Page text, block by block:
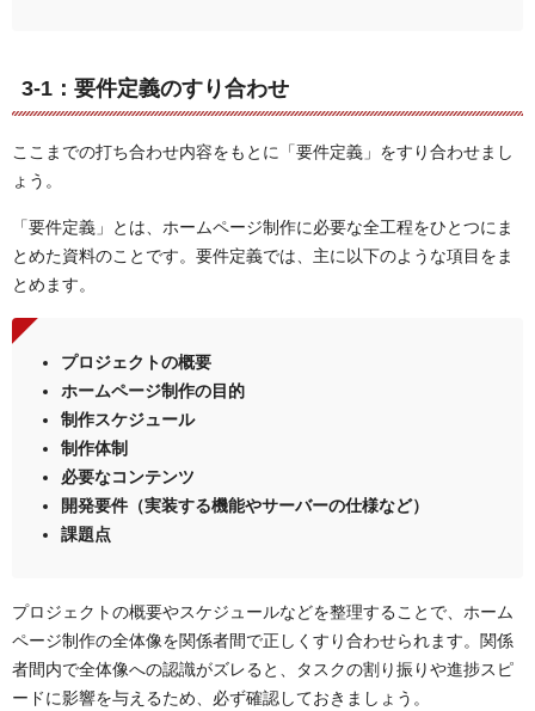
3-1：要件定義のすり合わせ
ここまでの打ち合わせ内容をもとに「要件定義」をすり合わせまし
ょう。
「要件定義」とは、ホームページ制作に必要な全工程をひとつにま
とめた資料のことです。要件定義では、主に以下のような項目をま
とめます。
プロジェクトの概要
ホームページ制作の目的
制作スケジュール
制作体制
必要なコンテンツ
開発要件（実装する機能やサーバーの仕様など）
課題点
プロジェクトの概要やスケジュールなどを整理することで、ホーム
ページ制作の全体像を関係者間で正しくすり合わせられます。関係
者間内で全体像への認識がズレると、タスクの割り振りや進捗スピ
ードに影響を与えるため、必ず確認しておきましょう。